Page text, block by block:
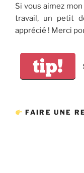
Si vous aimez
travail, un petit
apprécié ! Merci
tip!
FAIRE UNE